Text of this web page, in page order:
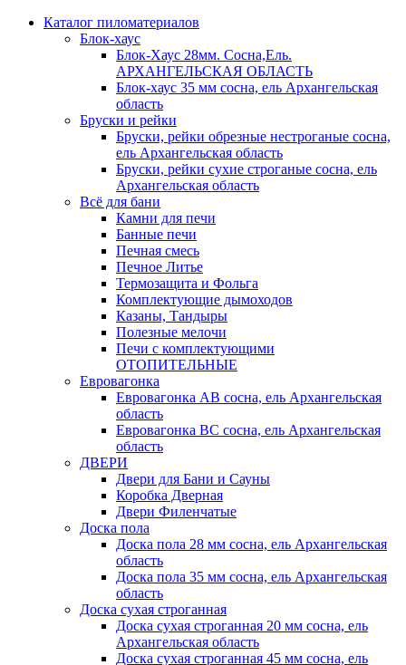
Каталог пиломатериалов
Блок-хаус
Блок-Хаус 28мм. Сосна,Ель.
АРХАНГЕЛЬСКАЯ ОБЛАСТЬ
Блок-хаус 35 мм сосна, ель Архангельская
область
Бруски и рейки
Бруски, рейки обрезные нестроганые сосна,
ель Архангельская область
Бруски, рейки сухие строганые сосна, ель
Архангельская область
Всё для бани
Камни для печи
Банные печи
Печная смесь
Печное Литье
Термозащита и Фольга
Комплектующие дымоходов
Казаны, Тандыры
Полезные мелочи
Печи с комплектующими
ОТОПИТЕЛЬНЫЕ
Евровагонка
Евровагонка АВ сосна, ель Архангельская
область
Евровагонка ВС сосна, ель Архангельская
область
ДВЕРИ
Двери для Бани и Сауны
Коробка Дверная
Двери Филенчатые
Доска пола
Доска пола 28 мм сосна, ель Архангельская
область
Доска пола 35 мм сосна, ель Архангельская
область
Доска сухая строганная
Доска сухая строганная 20 мм сосна, ель
Архангельская область
Доска сухая строганная 45 мм сосна, ель